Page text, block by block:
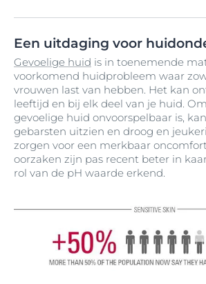
Een uitdaging voor
Gevoelige huid is in toenemende
voorkomend huidprobleem waar
vrouwen last van hebben. Het kan
leeftijd en bij elk deel van je huid.
gevoelige huid onvoorspelbaar is,
gebarsten uitzien en droog en
zorgen voor een merkbaar
oorzaken zijn pas recent beter in
rol van de pH waarde erkend.